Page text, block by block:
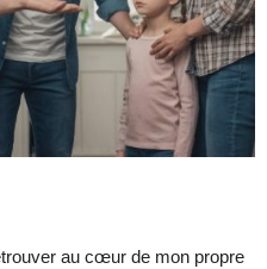
au cœur de mon propre